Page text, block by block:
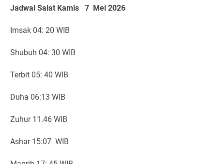
Jadwal Salat Kamis 7 Mei 2026
Imsak 04: 20 WIB
Shubuh 04: 30 WIB
Terbit 05: 40 WIB
Duha 06:13 WIB
Zuhur 11.46 WIB
Ashar 15:07 WIB